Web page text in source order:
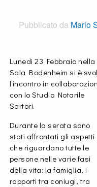
Pubblicato da Mario
Lunedi 23 Febbraio nella
Sala Bodenheim si è
l’incontro in
con lo Studio Notarile
Sartori.
Durante la serata sono
stati affrontati gli aspetti
che riguardano tutte le
persone nelle varie fasi
della vita: la famiglia, i
rapporti tra coniugi, tra